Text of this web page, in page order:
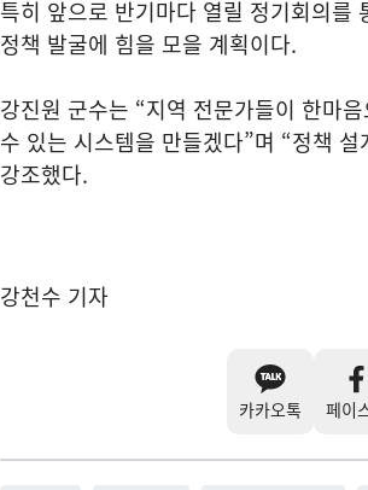
특히 앞으로 반기마다 열릴 정기회의를
정책 발굴에 힘을 모을 계획이다.
강진원 군수는 “지역 전문가들이 한마
수 있는 시스템을 만들겠다”며 “정책
강조했다.
강천수 기자
카카오톡 페이